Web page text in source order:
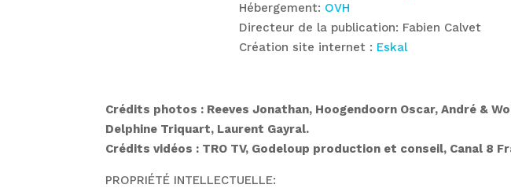
Hébergement: OVH
Directeur de la publication: Fabien Calvet
Création site internet : Eskal
Crédits photos : Reeves Jonathan, Hoogendoorn Oscar, André &
Delphine Triquart, Laurent Gayral.
Crédits vidéos : TRO TV, Godeloup production et conseil, Canal 8
PROPRIÉTÉ INTELLECTUELLE: